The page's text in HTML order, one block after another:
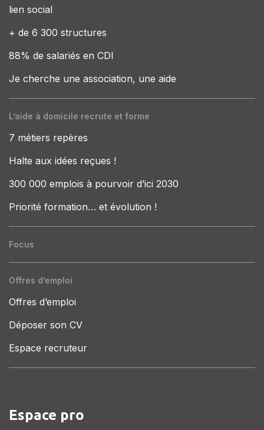
lien social
+ de 6 300 structures
88% de salariés en CDI
Je cherche une association, une aide
L’aide à domicile recrute et forme
7 métiers repères
Halte aux idées reçues !
300 000 emplois à pourvoir d’ici 2030
Priorité formation… et évolution !
Focus
Offres d’emploi
Offres d’emploi
Déposer son CV
Espace recruteur
Espace pro